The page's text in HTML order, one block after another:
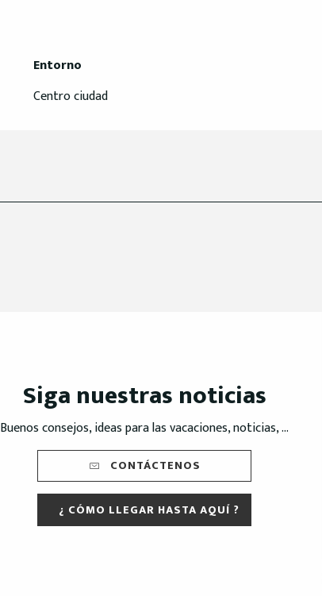
Entorno
Entorno
Centro ciudad
Siga nuestras noticias
Buenos consejos, ideas para las vacaciones, noticias, ...
CONTÁCTENOS
¿ CÓMO LLEGAR HASTA AQUÍ ?